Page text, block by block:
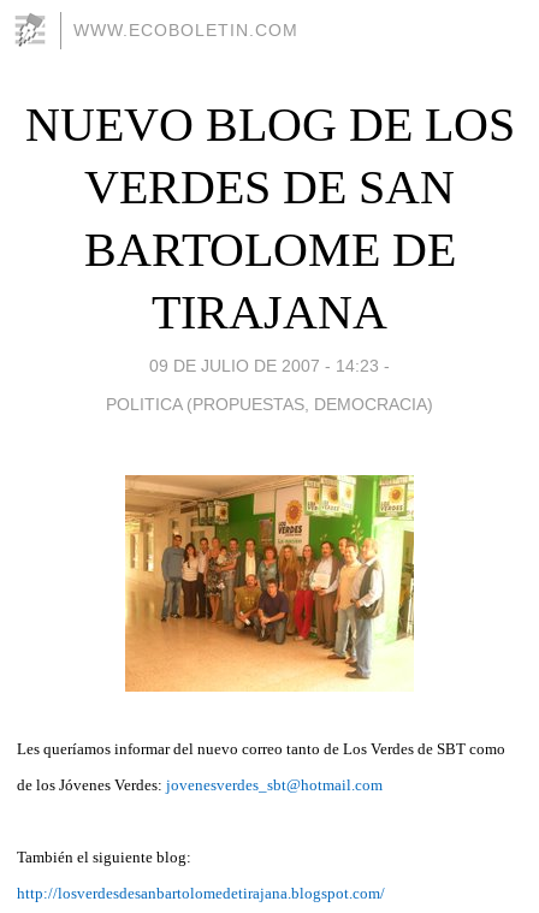
WWW.ECOBOLETIN.COM
NUEVO BLOG DE LOS
VERDES DE SAN
BARTOLOME DE
TIRAJANA
09 DE JULIO DE 2007 - 14:23 -
POLITICA (PROPUESTAS, DEMOCRACIA)
Les queríamos informar del nuevo correo tanto de Los Verdes de SBT como
de los Jóvenes Verdes: jovenesverdes_sbt@hotmail.com
También el siguiente blog:
http://losverdesdesanbartolomedetirajana.blogspot.com/